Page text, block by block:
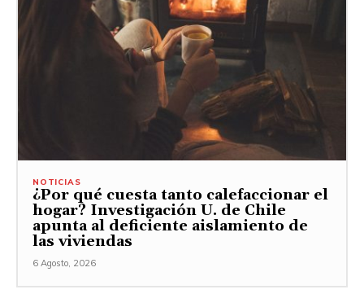
NOTICIAS
¿Por qué cuesta tanto calefaccionar el
hogar? Investigación U. de Chile
apunta al deficiente aislamiento de
las viviendas
6 Agosto, 2026